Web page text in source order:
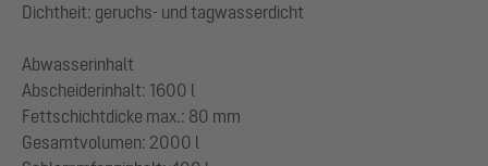
Dichtheit: geruchs- und tagwasserdicht
Abwasserinhalt
Abscheiderinhalt: 1600 l
Fettschichtdicke max.: 80 mm
Gesamtvolumen: 2000 l